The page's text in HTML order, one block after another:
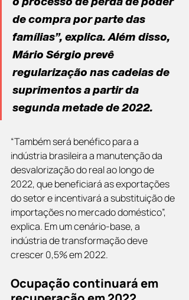
de compra por parte das
famílias”, explica. Além disso,
Mário Sérgio prevê
regularização nas cadeias de
suprimentos a partir da
segunda metade de 2022.
“Também será benéfico para a
indústria brasileira a manutenção da
desvalorização do real ao longo de
2022, que beneficiará as exportações
do setor e incentivará a substituição de
importações no mercado doméstico”,
explica. Em um cenário-base, a
indústria de transformação deve
crescer 0,5% em 2022.
Ocupação continuará em